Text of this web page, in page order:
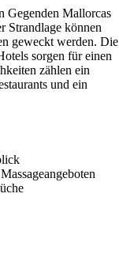
Gegenden Mallorcas
Strandlage können
geweckt werden. Die
sorgen für einen
zählen ein
und ein